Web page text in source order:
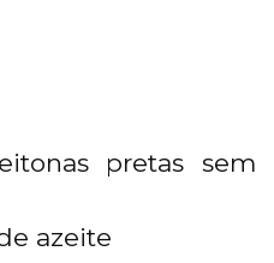
pretas sem
azeite